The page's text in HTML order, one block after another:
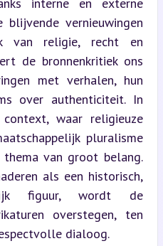
blijvende vernieuwingen
religie, recht en
de bronnenkritiek ons
met verhalen, hun
over authenticiteit. In
context, waar religieuze
pluralisme
van groot belang.
als een historisch,
figuur, wordt de
overstegen, ten
dialoog.